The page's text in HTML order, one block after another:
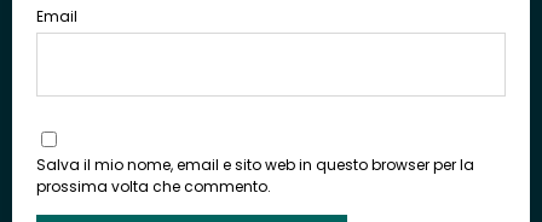
Email
Salva il mio nome, email e sito web in questo browser per la
prossima volta che commento.